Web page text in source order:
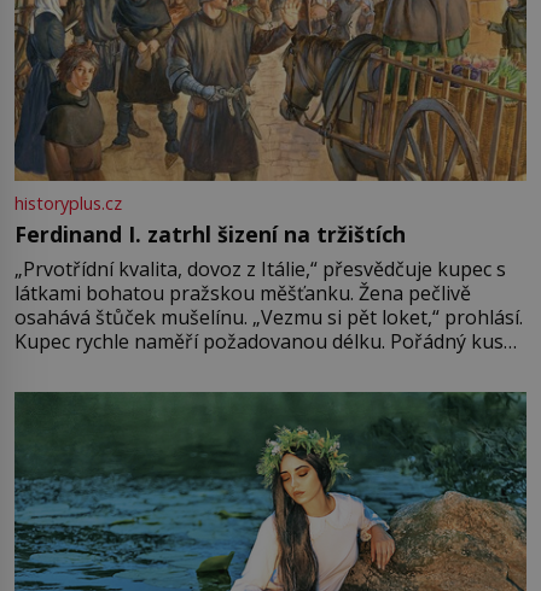
historyplus.cz
Ferdinand I. zatrhl šizení na tržištích
„Prvotřídní kvalita, dovoz z Itálie,“ přesvědčuje kupec s
látkami bohatou pražskou měšťanku. Žena pečlivě
osahává štůček mušelínu. „Vezmu si pět loket,“ prohlásí.
Kupec rychle naměří požadovanou délku. Pořádný kus
milostpaní. Stačí jenom na sukni,“ zhodnotí švadlena
množství růžového mušelínu. „Ošidili vás, podívejte.“